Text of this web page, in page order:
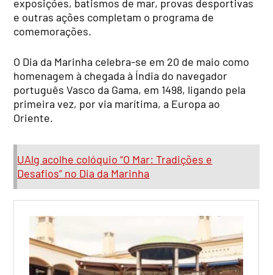
exposições, batismos de mar, provas desportivas
e outras ações completam o programa de
comemorações.
O Dia da Marinha celebra-se em 20 de maio como
homenagem à chegada à Índia do navegador
português Vasco da Gama, em 1498, ligando pela
primeira vez, por via marítima, a Europa ao
Oriente.
UAlg acolhe colóquio “O Mar: Tradições e
Desafios” no Dia da Marinha